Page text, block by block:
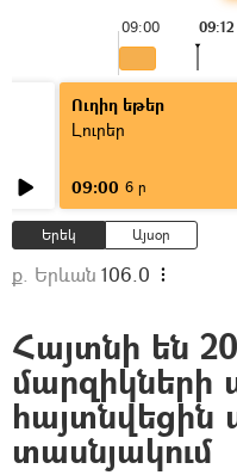
09:00 09:12
Ուղիղ եթեր
Լուրեր
09:00 6 ր
Երեկ Այսօր
ք. Երևան 106.0
Հայտնի են
մարզիկների
տասնյակում